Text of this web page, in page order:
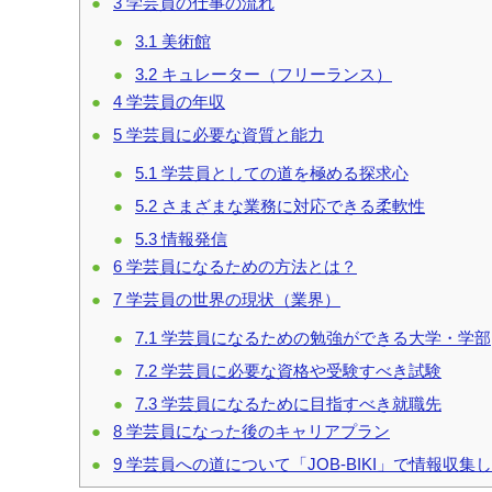
3.1 美術館
3.2 キュレーター（フリーランス）
4 学芸員の年収
5 学芸員に必要な資質と能力
5.1 学芸員としての道を極める探求心
5.2 さまざまな業務に対応できる柔軟性
5.3情報発信
6 学芸員になるための方法とは？
7 学芸員の世界の現状（業界）
7.1 学芸員になるための勉強ができる大学・学部
7.2 学芸員に必要な資格や受験すべき試験
7.3 学芸員になるために目指すべき就職先
8 学芸員になった後のキャリアプラン
9 学芸員への道について「JOB-BIKI」で情報収集